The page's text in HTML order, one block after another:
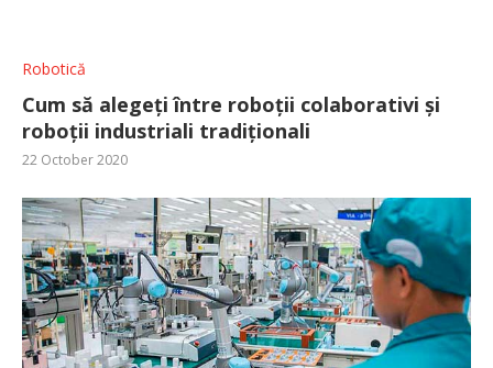
Robotică
Cum să alegeți între roboții colaborativi și
roboții industriali tradiționali
22 October 2020